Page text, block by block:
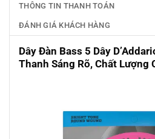
THÔNG TIN THANH TOÁN
ĐÁNH GIÁ KHÁCH HÀNG
Dây Đàn Bass 5 Dây
Thanh Sáng Rõ, Chất Lượng